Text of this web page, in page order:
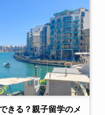
きる？親子留学のメ